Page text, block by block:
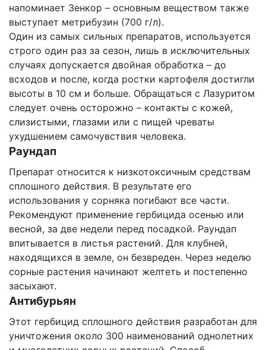
напоминает Зенкор – основным веществом также
выступает метрибузин (700 г/л).
Один из самых сильных препаратов, используется
строго один раз за сезон, лишь в исключительных
случаях допускается двойная обработка – до
всходов и после, когда ростки картофеля достигли
высоты в 10 см и больше. Обращаться с Лазуритом
следует очень осторожно – контакты с кожей,
слизистыми, глазами или с пищей чреваты
ухудшением самочувствия человека.
Раундап
Препарат относится к низкотоксичным средствам
сплошного действия. В результате его
использования у сорняка погибают все части.
Рекомендуют применение гербицида осенью или
весной, за две недели перед посадкой. Раундап
впитывается в листья растений. Для клубней,
находящихся в земле, он безвреден. Через неделю
сорные растения начинают желтеть и постепенно
засыхают.
Антибурьян
Этот гербицид сплошного действия разработан для
уничтожения около 300 наименований однолетних